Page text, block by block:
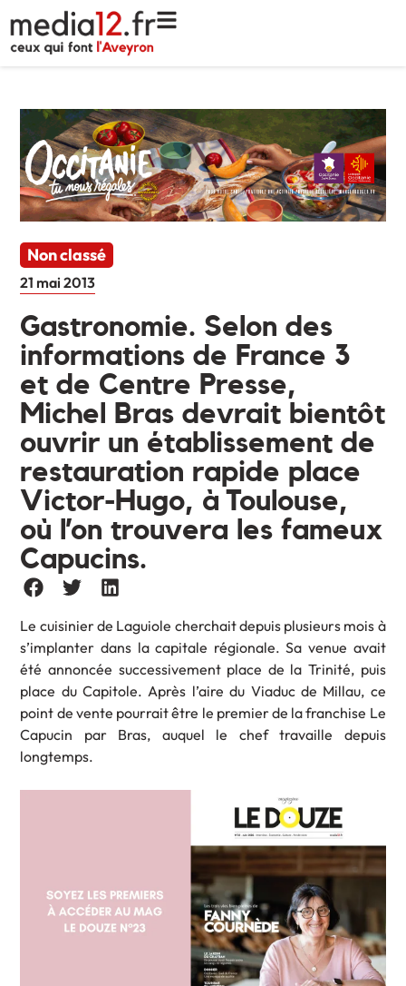
Non classé
21 mai 2013
Gastronomie. Selon des
informations de France 3
et de Centre Presse,
Michel Bras devrait bientôt
ouvrir un établissement de
restauration rapide place
Victor-Hugo, à Toulouse,
où l’on trouvera les fameux
Capucins.
Le cuisinier de Laguiole cherchait depuis plusieurs mois à
s’implanter dans la capitale régionale. Sa venue avait
été annoncée successivement place de la Trinité, puis
place du Capitole. Après l’aire du Viaduc de Millau, ce
point de vente pourrait être le premier de la franchise Le
Capucin par Bras, auquel le chef travaille depuis
longtemps.